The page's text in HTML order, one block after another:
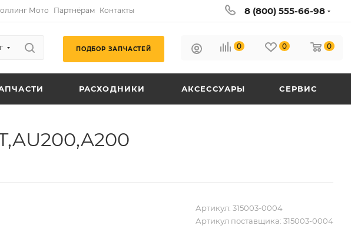
Мото Партнёрам Контакты 8 (800) 555-66-98
ПОДБОР ЗАПЧАСТЕЙ 0 0 0
РАСХОДНИКИ АКСЕССУАРЫ СЕРВИС
Артикул: 315003-0004
Артикул поставщика: 315003-0004